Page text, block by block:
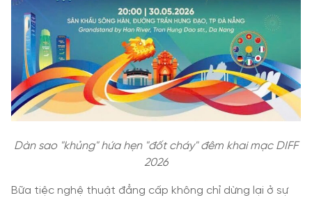
Dàn sao "khủng" hứa hẹn "đốt cháy" đêm khai mạc DIFF
2026
Bữa tiệc nghệ thuật đẳng cấp không chỉ dừng lại ở sự